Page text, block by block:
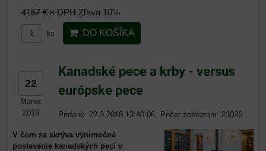
4167 €s DPH Zľava 10%
ks DO KOŠÍKA
22
Marec
2018
Kanadské pece a krby - versus
európske pece
Pridané: 22.3.2018 13:40:06 Počet zobrazení: 23026
V čom sa skrýva výnimočné
postavenie kanadských pecí v